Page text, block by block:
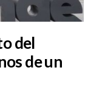
del
de un